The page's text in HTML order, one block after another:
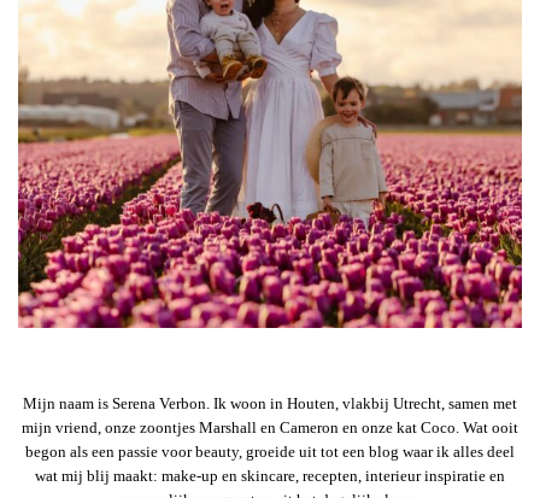
Mijn naam is Serena Verbon. Ik woon in Houten, vlakbij Utrecht, samen met
mijn vriend, onze zoontjes Marshall en Cameron en onze kat Coco. Wat ooit
begon als een passie voor beauty, groeide uit tot een blog waar ik alles deel
wat mij blij maakt: make-up en skincare, recepten, interieur inspiratie en